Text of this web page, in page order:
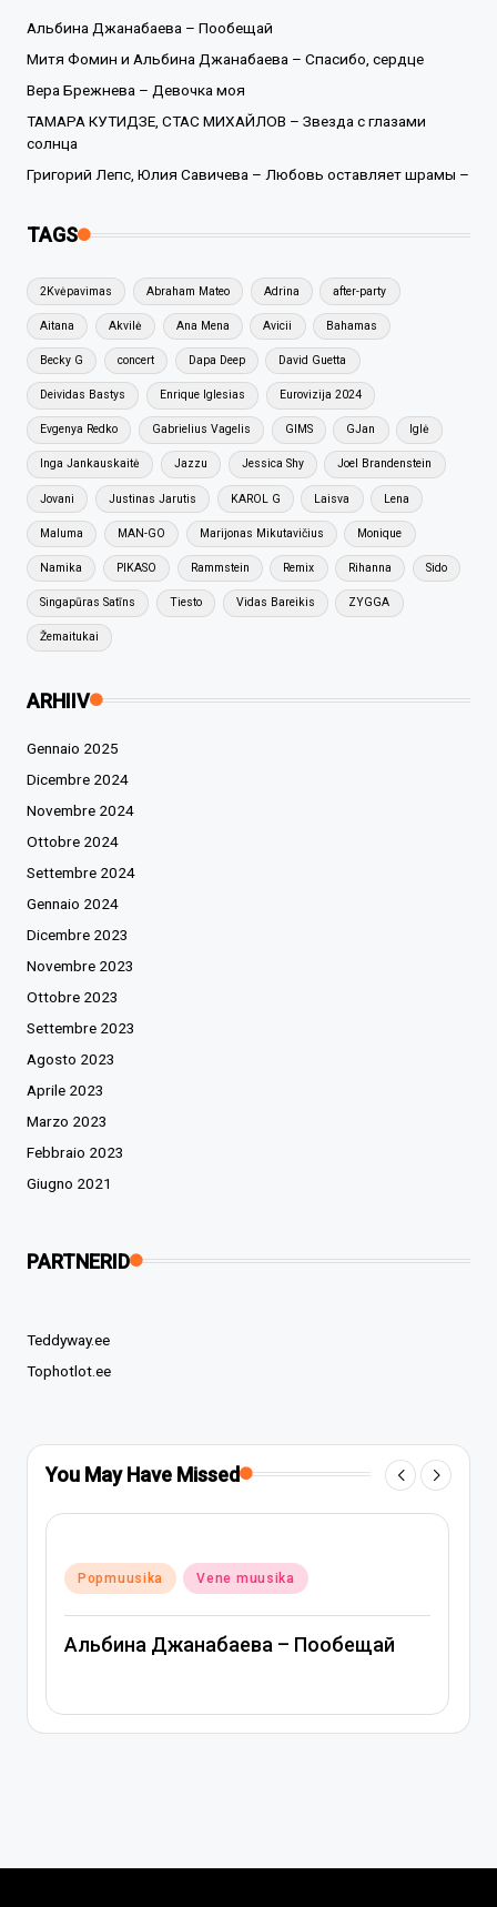
Альбина Джанабаева – Пообещай
Митя Фомин и Альбина Джанабаева – Спасибо, сердце
Вера Брежнева – Девочка моя
ТАМАРА КУТИДЗЕ, СТАС МИХАЙЛОВ – Звезда с глазами
солнца
Григорий Лепс, Юлия Савичева – Любовь оставляет шрамы –
TAGS
2Kvėpavimas Abraham Mateo Adrina after-party
Aitana Akvilė Ana Mena Avicii Bahamas
Becky G concert Dapa Deep David Guetta
Deividas Bastys Enrique Iglesias Eurovizija 2024
Evgenya Redko Gabrielius Vagelis GIMS GJan Iglė
Inga Jankauskaitė Jazzu Jessica Shy Joel Brandenstein
Jovani Justinas Jarutis KAROL G Laisva Lena
Maluma MAN-GO Marijonas Mikutavičius Monique
Namika PIKASO Rammstein Remix Rihanna Sido
Singapūras Satīns Tiesto Vidas Bareikis ZYGGA
Žemaitukai
ARHIIV
Gennaio 2025
Dicembre 2024
Novembre 2024
Ottobre 2024
Settembre 2024
Gennaio 2024
Dicembre 2023
Novembre 2023
Ottobre 2023
Settembre 2023
Agosto 2023
Aprile 2023
Marzo 2023
Febbraio 2023
Giugno 2021
PARTNERID
Teddyway.ee
Tophotlot.ee
You May Have Missed
Posted
in
Popmuusika Vene muusika
Митя Фомин и Альбина Джанабаева –
Спасибо, сердце